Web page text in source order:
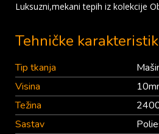
Luksuzni,mekani tepih iz kolekcije
Tehničke
Tip tkanja
Visina
Težina
Sastav